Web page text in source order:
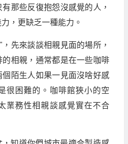
那些反復抱怨沒感覺的人，
，更缺乏一種能力。
先來談談相親見面的場所，
相親，通常都是在一些咖啡
陌生人如果一見面沒啥好感
很困難的。咖啡館狹小的空
業務性相親談感覺實在不合